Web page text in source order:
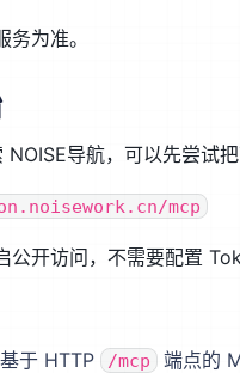
为准。
导航，可以先尝试
mcp
公开访问，不需要配置
于 HTTP /mcp
端点的